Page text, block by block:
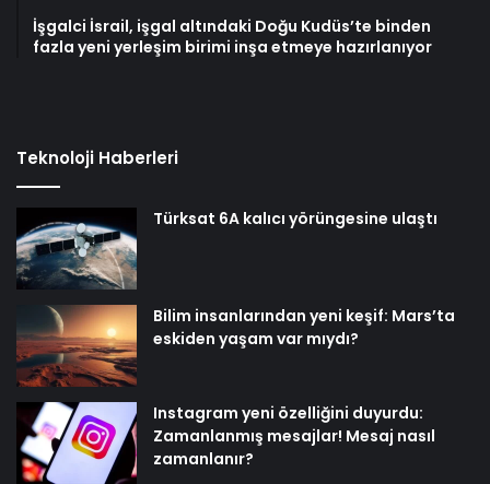
İşgalci İsrail, işgal altındaki Doğu Kudüs’te binden
fazla yeni yerleşim birimi inşa etmeye hazırlanıyor
Teknoloji Haberleri
Türksat 6A kalıcı yörüngesine ulaştı
Bilim insanlarından yeni keşif: Mars’ta
eskiden yaşam var mıydı?
Instagram yeni özelliğini duyurdu:
Zamanlanmış mesajlar! Mesaj nasıl
zamanlanır?